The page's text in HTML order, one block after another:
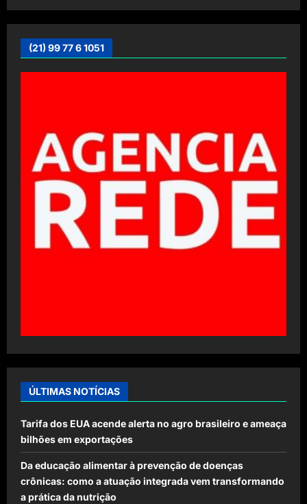
(21) 99 77 6 1051
ÚLTIMAS NOTÍCIAS
Tarifa dos EUA acende alerta no agro brasileiro e ameaça
bilhões em exportações
Da educação alimentar à prevenção de doenças
crônicas: como a atuação integrada vem transformando
a prática da nutrição